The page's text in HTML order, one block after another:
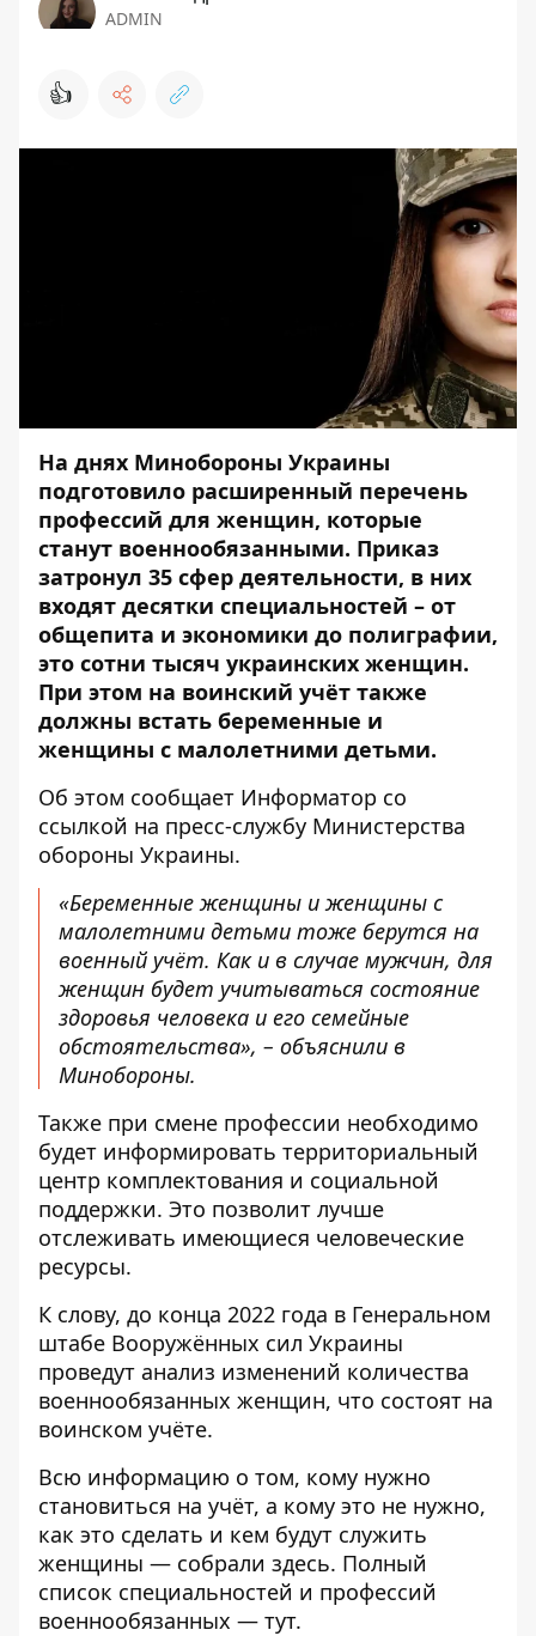
ADMIN
👍
На днях Минобороны Украины
подготовило расширенный перечень
профессий для женщин, которые
станут военнообязанными. Приказ
затронул 35 сфер деятельности, в них
входят десятки специальностей – от
общепита и экономики до полиграфии,
это сотни тысяч украинских женщин.
При этом на воинский учёт также
должны встать беременные и
женщины с малолетними детьми.
Об этом сообщает Информатор со
ссылкой на пресс-службу Министерства
обороны Украины.
«Беременные женщины и женщины с
малолетними детьми тоже берутся на
военный учёт. Как и в случае мужчин, для
женщин будет учитываться состояние
здоровья человека и его семейные
обстоятельства», – объяснили в
Минобороны.
Также при смене профессии необходимо
будет информировать территориальный
центр комплектования и социальной
поддержки. Это позволит лучше
отслеживать имеющиеся человеческие
ресурсы.
К слову, до конца 2022 года в Генеральном
штабе Вооружённых сил Украины
проведут анализ изменений количества
военнообязанных женщин, что состоят на
воинском учёте.
Всю информацию о том, кому нужно
становиться на учёт, а кому это не нужно,
как это сделать и кем будут служить
женщины — собрали здесь. Полный
список специальностей и профессий
военнообязанных — тут.